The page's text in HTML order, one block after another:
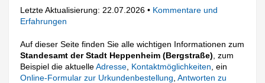
Letzte Aktualisierung: 22.07.2026 • Kommentare und
Erfahrungen
Auf dieser Seite finden Sie alle wichtigen Informationen zum
Standesamt der Stadt Heppenheim (Bergstraße) , zum
Beispiel die aktuelleAdresse Kontaktmöglichkeiten , ein
Online-Formular zur Urkundenbestellung ,Antworten zu